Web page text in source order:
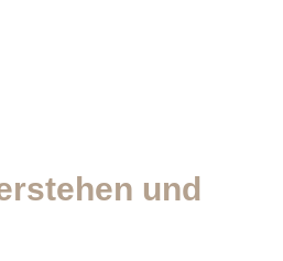
und